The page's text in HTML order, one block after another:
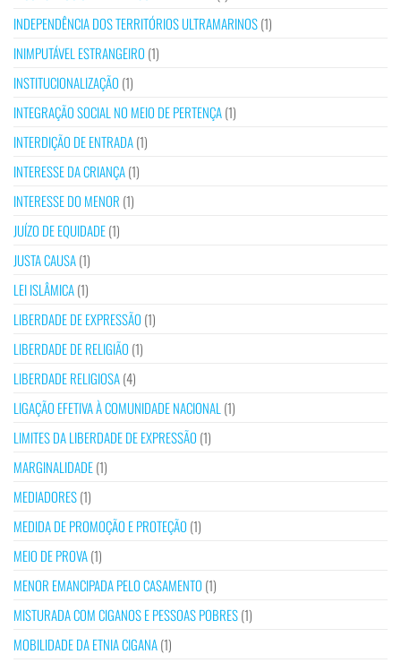
INDEPENDÊNCIA DOS TERRITÓRIOS ULTRAMARINOS(1)
INIMPUTÁVEL ESTRANGEIRO (1)
INSTITUCIONALIZAÇÃO (1)
INTEGRAÇÃO SOCIAL NO MEIO DE PERTENÇA(1)
INTERDIÇÃO DE ENTRADA(1)
INTERESSE DA CRIANÇA(1)
INTERESSE DO MENOR (1)
JUÍZO DE EQUIDADE(1)
JUSTA CAUSA(1)
LEI ISLÂMICA(1)
LIBERDADE DE EXPRESSÃO (1)
LIBERDADE DE RELIGIÃO (1)
LIBERDADE RELIGIOSA(4)
LIGAÇÃO EFETIVA À COMUNIDADE NACIONAL (1)
LIMITES DA LIBERDADE DE EXPRESSÃO (1)
MARGINALIDADE(1)
MEDIADORES(1)
MEDIDA DE PROMOÇÃO E PROTEÇÃO (1)
MEIO DE PROVA(1)
MENOR EMANCIPADA PELO CASAMENTO (1)
MISTURADA COM CIGANOS E PESSOAS POBRES(1)
MOBILIDADE DA ETNIA CIGANA(1)